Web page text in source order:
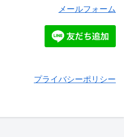
メールフォーム
プライバシーポリシー